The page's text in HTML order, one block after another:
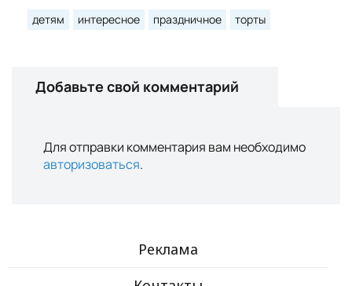
детям интересное праздничное торты
Добавьте свой комментарий
Для отправки комментария вам необходимо
авторизоваться.
Реклама